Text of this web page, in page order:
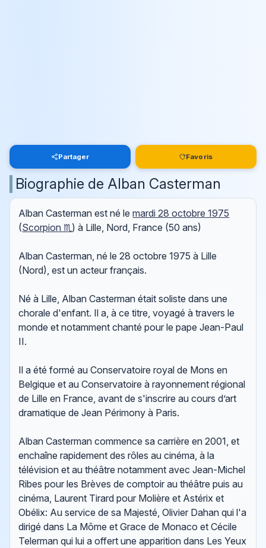
Partager Favoris
Biographie de Alban Casterman
Alban Casterman est né lemardi 28 octobre 1975
(Scorpion ♏) à Lille, Nord, France (50 ans)
Alban Casterman, né le 28 octobre 1975 à Lille
(Nord), est un acteur français.
Né à Lille, Alban Casterman était soliste dans une
chorale d'enfant. Il a, à ce titre, voyagé à travers le
monde et notamment chanté pour le pape Jean-Paul
II.
Il a été formé au Conservatoire royal de Mons en
Belgique et au Conservatoire à rayonnement régional
de Lille en France, avant de s'inscrire au cours d’art
dramatique de Jean Périmony à Paris.
Alban Casterman commence sa carrière en 2001, et
enchaîne rapidement des rôles au cinéma, à la
télévision et au théâtre notamment avec Jean-Michel
Ribes pour les Brèves de comptoir au théâtre puis au
cinéma, Laurent Tirard pour Molière et Astérix et
Obélix: Au service de sa Majesté, Olivier Dahan qui l'a
dirigé dans La Môme et Grace de Monaco et Cécile
Telerman qui lui a offert une apparition dans Les Yeux